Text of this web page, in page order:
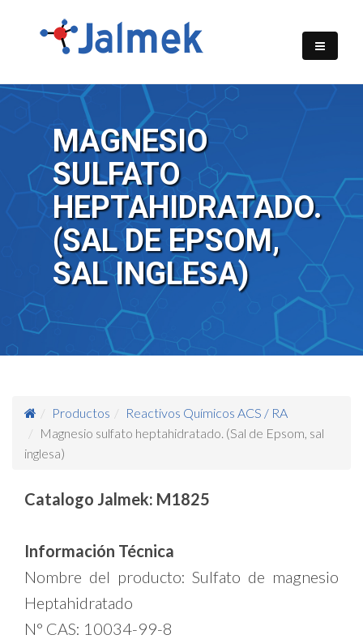
MAGNESIO
SULFATO
HEPTAHIDRATADO.
(SAL DE EPSOM,
SAL INGLESA)
Productos
Reactivos Químicos ACS / RA
Magnesio sulfato heptahidratado. (Sal de Epsom, sal
inglesa)
Catalogo Jalmek: M1825
Información Técnica
Nombre del producto: Sulfato de magnesio
Heptahidratado
N° CAS: 10034-99-8